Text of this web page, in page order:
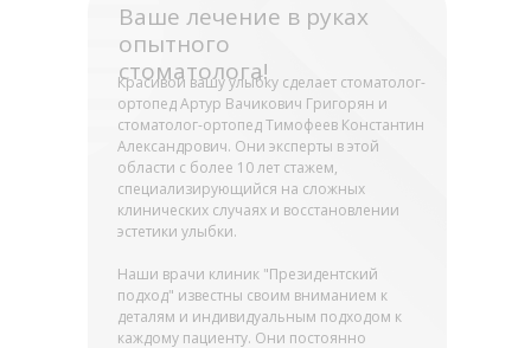
Ваше лечение в руках
опытного
стоматолога!
Красивой вашу улыбку сделает стоматолог-
ортопед Артур Вачикович Григорян и
стоматолог-ортопед Тимофеев Константин
Александрович. Они эксперты в этой
области с более 10 лет стажем,
специализирующийся на сложных
клинических случаях и восстановлении
эстетики улыбки.
Наши врачи клиник "Президентский
подход" известны своим вниманием к
деталям и индивидуальным подходом к
каждому пациенту. Они постоянно